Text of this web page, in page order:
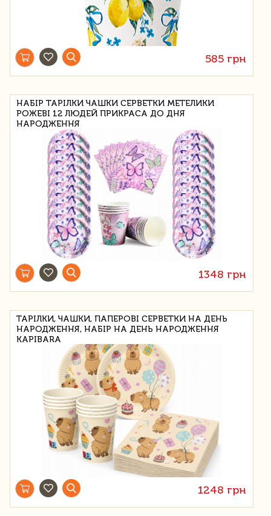
585 грн
НАБІР ТАРІЛКИ ЧАШКИ СЕРВЕТКИ МЕТЕЛИКИ
РОЖЕВІ 12 ЛЮДЕЙ ПРИКРАСА ДО ДНЯ
НАРОДЖЕННЯ
1348 грн
ТАРІЛКИ, ЧАШКИ, ПАПЕРОВІ СЕРВЕТКИ НА ДЕНЬ
НАРОДЖЕННЯ, НАБІР НА ДЕНЬ НАРОДЖЕННЯ
KAPIBARA
1248 грн